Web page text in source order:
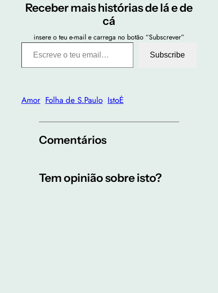
Receber mais histórias de lá e de
cá
insere o teu e-mail e carrega no botão “Subscrever”
Escreve o teu email…
Subscribe
Amor Folha de S.Paulo IstoĖ
Comentários
Tem opinião sobre isto?